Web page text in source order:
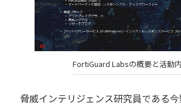
FortiGuard Labsの概要と活動
脅威インテリジェンス研究員である